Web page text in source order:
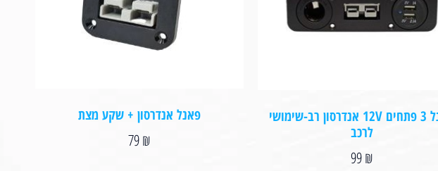
פאנל 3 פתחים 12V אנדרסון רב-שימושי
לרכב
99₪
פאנל אנדרסון + שקע מצת
79₪